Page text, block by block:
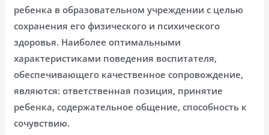
ребенка в образовательном учреждении с целью
сохранения его физического и психического
здоровья. Наиболее оптимальными
характеристиками поведения воспитателя,
обеспечивающего качественное сопровождение,
являются: ответственная позиция, принятие
ребенка, содержательное общение, способность к
сочувствию.